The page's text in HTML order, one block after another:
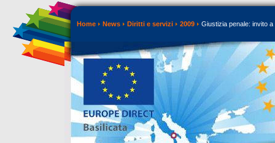
Home News Diritti e servizi 2009 Giustizia penale: invito